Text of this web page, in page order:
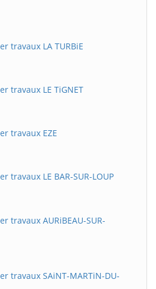
travaux LA TURBiE
travaux LE TiGNET
travaux EZE
travaux LE BAR-SUR-LOUP
travaux AURiBEAU-SUR-
travaux SAiNT-MARTiN-DU-